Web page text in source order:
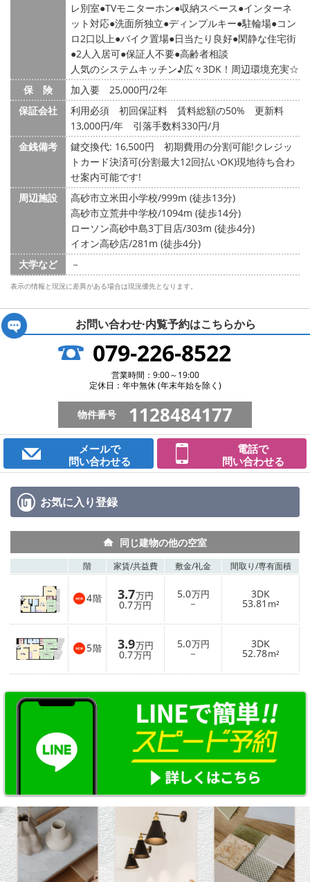
レ別室 TVモニターホン 収納スペース インターネ
ット対応 洗面所独立 ディンプルキー 駐輪場 コン
ロ2口以上 バイク置場 日当たり良好 閑静な住宅街
2人入居可 保証人不要 高齢者相談
人気のシステムキッチン♪広々3DK！周辺環境充実☆
保 険
加入要 25,000円/2年
保証会社
利用必須 初回保証料 賃料総額の50% 更新料
13,000円/年 引落手数料330円/月
金銭備考
鍵交換代: 16,500円
初期費用の分割可能!クレジッ
トカード決済可(分割最大12回払いOK)現地待ち合わ
せ案内可能です!
周辺施設
高砂市立米田小学校/999m (徒歩13分)
高砂市立荒井中学校/1094m (徒歩14分)
ローソン高砂中島3丁目店/303m (徒歩4分)
イオン高砂店/281m (徒歩4分)
大学など
－
表示の情報と現況に差異がある場合は現況優先となります。
お問い合わせ·内覧予約はこちらから
079-226-8522
営業時間：9:00～19:00
定休日：年中無休 (年末年始を除く)
物件番号 1128484177
メールで
問い合わせる
電話で
問い合わせる
お気に入り登録
同じ建物の他の空室
階 家賃/共益費 敷金/礼金 間取り/専有面積
4階 3.7万円
0.7万円
5.0万円
－
3DK
53.81 m²
5階 3.9万円
0.7万円
5.0万円
－
3DK
52.78m²